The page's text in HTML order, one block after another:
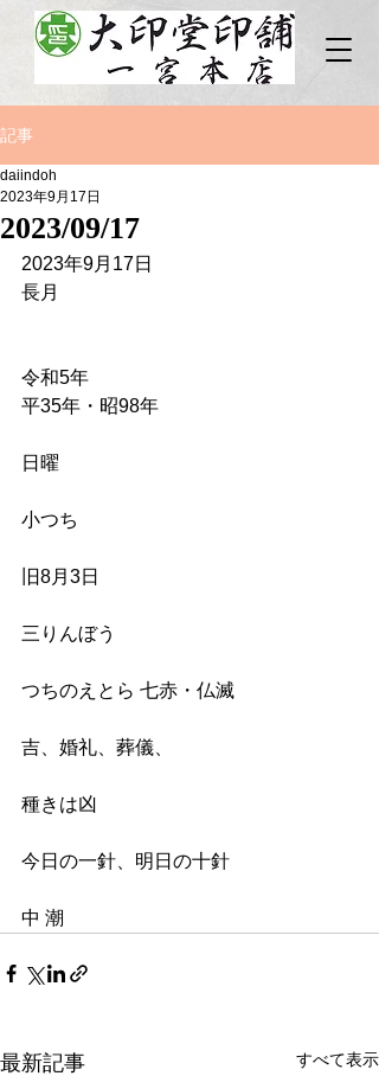
記事
2023/09/17
daiindoh
2023年9月17日
2023年9月17日
長月
令和5年
平35年・昭98年
日曜
小つち
旧8月3日
三りんぼう
つちのえとら 七赤・仏滅
吉、婚礼、葬儀、
種きは凶
今日の一針、明日の十針
中 潮
最新記事 すべて表示